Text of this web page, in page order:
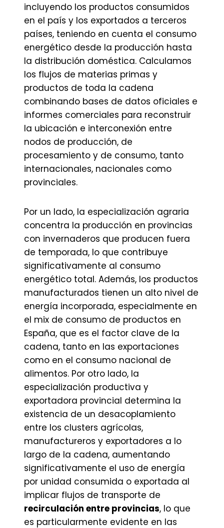
incluyendo los productos consumidos
en el país y los exportados a terceros
países, teniendo en cuenta el consumo
energético desde la producción hasta
la distribución doméstica. Calculamos
los flujos de materias primas y
productos de toda la cadena
combinando bases de datos oficiales e
informes comerciales para reconstruir
la ubicación e interconexión entre
nodos de producción, de
procesamiento y de consumo, tanto
internacionales, nacionales como
provinciales.
Por un lado, la especialización agraria
concentra la producción en provincias
con invernaderos que producen fuera
de temporada, lo que contribuye
significativamente al consumo
energético total. Además, los productos
manufacturados tienen un alto nivel de
energía incorporada, especialmente en
el mix de consumo de productos en
España, que es el factor clave de la
cadena, tanto en las exportaciones
como en el consumo nacional de
alimentos. Por otro lado, la
especialización productiva y
exportadora provincial determina la
existencia de un desacoplamiento
entre los clusters agrícolas,
manufactureros y exportadores a lo
largo de la cadena, aumentando
significativamente el uso de energía
por unidad consumida o exportada al
implicar flujos de transporte de
recirculación entre provincias, lo que
es particularmente evidente en las